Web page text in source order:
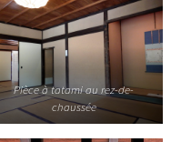
Pièce à tatami au rez-de-
chaussée